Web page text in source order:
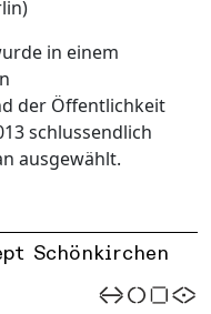
in einem
der Öffentlichkeit
schlussendlich
ausgewählt.
Schönkirchen